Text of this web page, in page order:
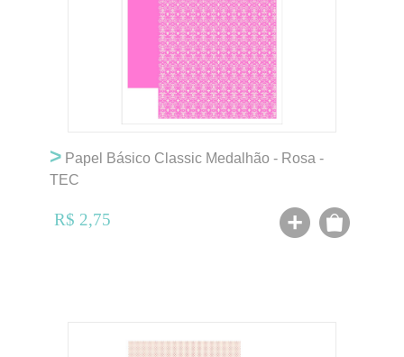
> Papel Básico Classic Medalhão - Rosa -
TEC
R$ 2,75